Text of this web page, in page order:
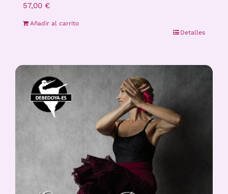
57,00 €
Añadir al carrito
Detalles